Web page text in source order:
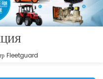
Fleetguard